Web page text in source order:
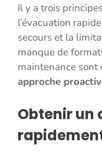
Il y a trois
l’évacuation
secours et la
manque de
maintenance sont
approche
Obtenir un